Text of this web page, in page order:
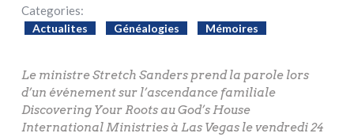
Categories:
Actualites Généalogies Mémoires
Le ministre Stretch Sanders prend la parole lors
d’un événement sur l’ascendance familiale
Discovering Your Roots au God’s House
International Ministries à Las Vegas le vendredi 24